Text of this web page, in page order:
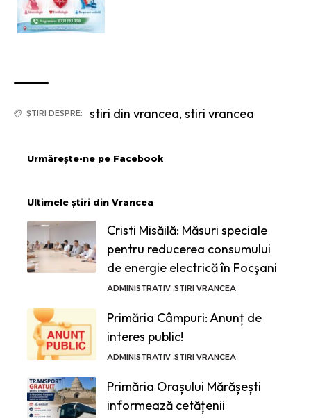
ȘTIRI DESPRE: stiri din vrancea, stiri vrancea
Urmărește-ne pe Facebook
Ultimele știri din Vrancea
Cristi Misăilă: Măsuri speciale
pentru reducerea consumului
de energie electrică în Focşani
ADMINISTRATIV STIRI VRANCEA
Primăria Câmpuri: Anunț de
interes public!
ADMINISTRATIV STIRI VRANCEA
Primăria Orașului Mărășești
informează cetățenii